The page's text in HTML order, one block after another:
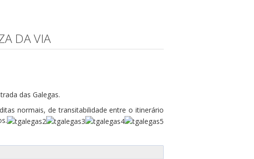
DA VIA
das Galegas.
normais, de transitabilidade entre o itinerário